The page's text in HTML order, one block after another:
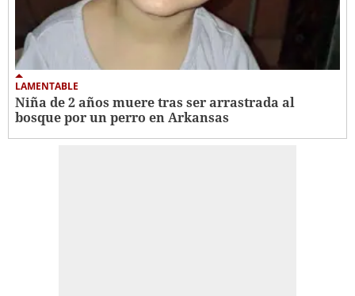
LAMENTABLE
Niña de 2 años muere tras ser arrastrada al
bosque por un perro en Arkansas